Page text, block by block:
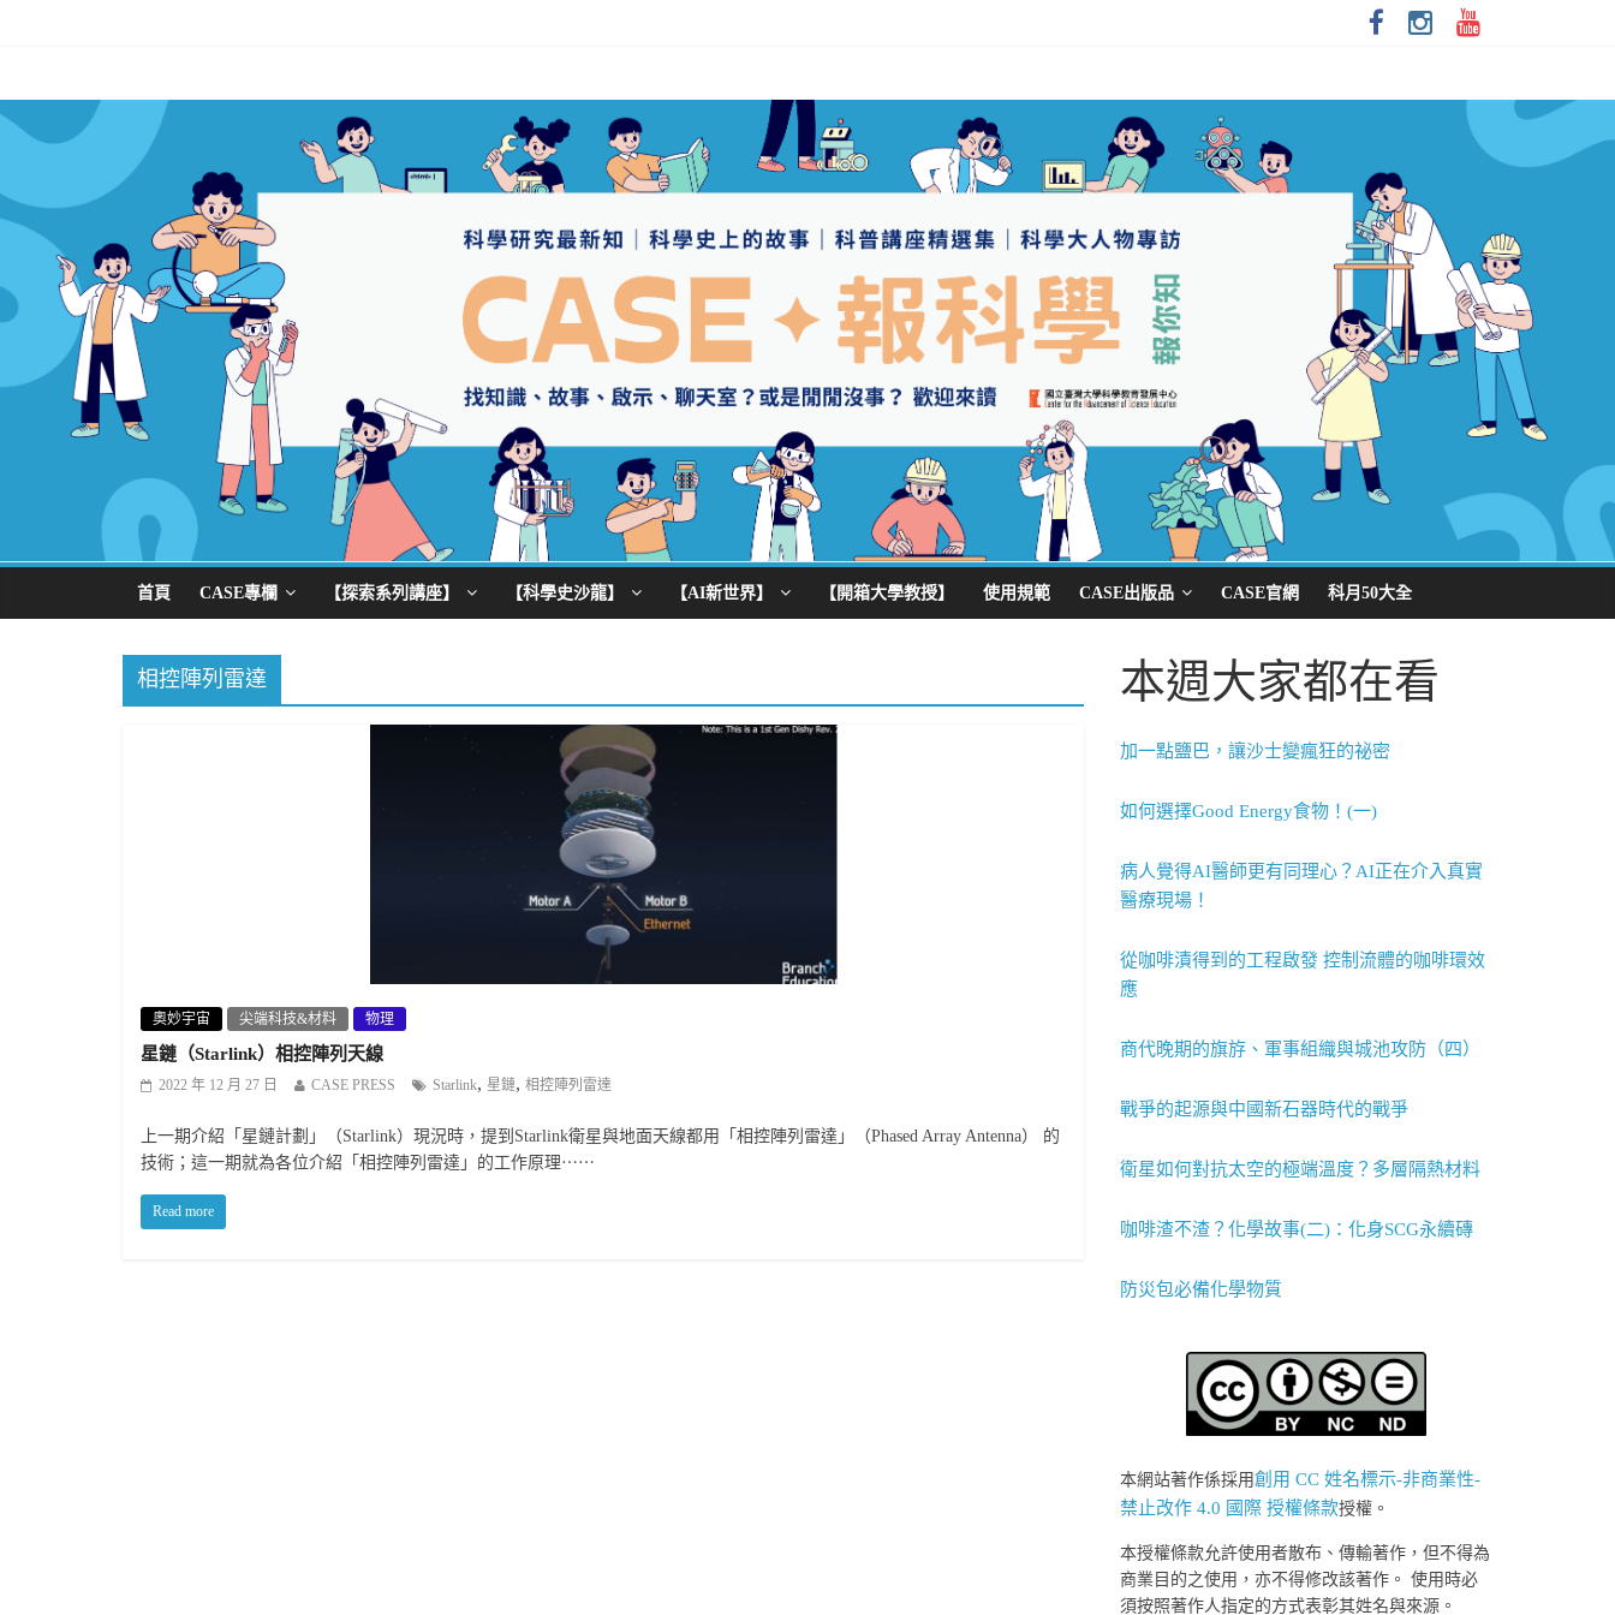
首頁 CASE專欄 【探索系列講座】 【科學史沙龍】 【AI新世界】 【開箱大學教授】 使用規範 CASE出版品 CASE官網 科月50大全
相控陣列雷達
奧妙宇宙 尖端科技&材料 物理
星鏈（Starlink）相控陣列天線
2022 年 12 月 27 日 CASE PRESS Starlink, 星鏈, 相控陣列雷達
上一期介紹「星鏈計劃」（Starlink）現況時，提到Starlink衛星與地面天線都用「相控陣列雷達」（Phased Array Antenna） 的
技術；這一期就為各位介紹「相控陣列雷達」的工作原理⋯⋯
Read more
本週大家都在看
加一點鹽巴，讓沙士變瘋狂的祕密
如何選擇Good Energy食物！(一)
病人覺得AI醫師更有同理心？AI正在介入真實
醫療現場！
從咖啡漬得到的工程啟發 控制流體的咖啡環效
應
商代晚期的旗斿、軍事組織與城池攻防（四）
戰爭的起源與中國新石器時代的戰爭
衛星如何對抗太空的極端溫度？多層隔熱材料
咖啡渣不渣？化學故事(二)：化身SCG永續磚
防災包必備化學物質
本網站著作係採用創用 CC 姓名標示-非商業性-
禁止改作 4.0 國際 授權條款授權。
本授權條款允許使用者散布、傳輸著作，但不得為
商業目的之使用，亦不得修改該著作。 使用時必
須按照著作人指定的方式表彰其姓名與來源。